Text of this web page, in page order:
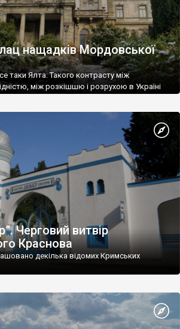
нащадків Мордовської
таки Ялта. Такого контрасту між
між розкішшю і розрухою в Україні
Черговий витвір
Краснова
декілька відомих Кримських